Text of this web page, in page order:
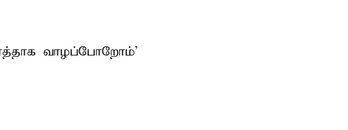
வாழப்போறோம்’